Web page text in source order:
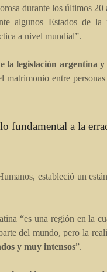
durante los últimos 20
algunos Estados de
a nivel mundial”.
la legislación argentina
matrimonio entre
fundamental a la
estableció un
“es una región en la
del mundo, pero la
y muy intensos”.